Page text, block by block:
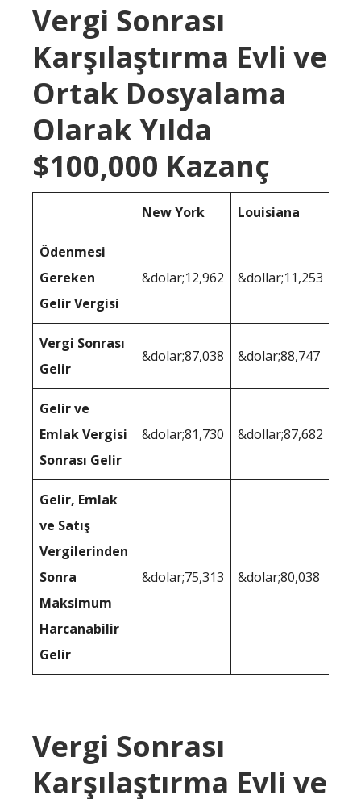
Vergi Sonrası
Karşılaştırma Evli ve
Ortak Dosyalama
Olarak Yılda
$100,000 Kazanç
New York Louisiana
Ödenmesi
Gereken
Gelir Vergisi
&dolar;12,962 &dollar;11,253
Vergi Sonrası
Gelir
&dolar;87,038 &dolar;88,747
Gelir ve
Emlak Vergisi
Sonrası Gelir
&dolar;81,730 &dollar;87,682
Gelir, Emlak
ve Satış
Vergilerinden
Sonra
Maksimum
Harcanabilir
Gelir
&dolar;75,313 &dolar;80,038
Vergi Sonrası
Karşılaştırma Evli ve